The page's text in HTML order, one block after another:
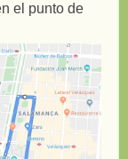
el punto de